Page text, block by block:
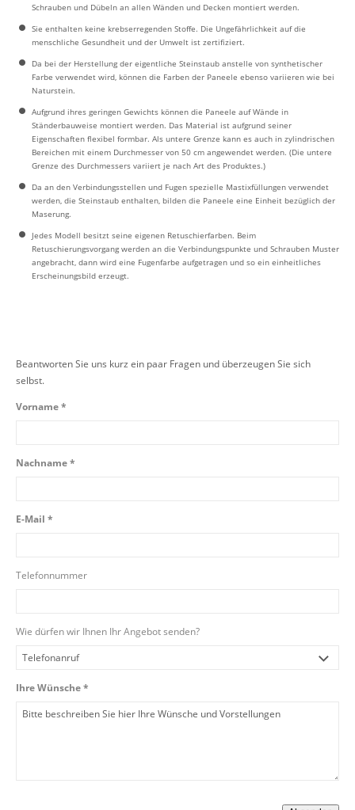
Schrauben und Dübeln an allen Wänden und Decken montiert werden.
Sie enthalten keine krebserregenden Stoffe. Die Ungefährlichkeit auf die
menschliche Gesundheit und der Umwelt ist zertifiziert.
Da bei der Herstellung der eigentliche Steinstaub anstelle von synthetischer
Farbe verwendet wird, können die Farben der Paneele ebenso variieren wie bei
Naturstein.
Aufgrund ihres geringen Gewichts können die Paneele auf Wände in
Ständerbauweise montiert werden. Das Material ist aufgrund seiner
Eigenschaften flexibel formbar. Als untere Grenze kann es auch in zylindrischen
Bereichen mit einem Durchmesser von 50 cm angewendet werden. (Die untere
Grenze des Durchmessers variiert je nach Art des Produktes.)
Da an den Verbindungsstellen und Fugen spezielle Mastixfüllungen verwendet
werden, die Steinstaub enthalten, bilden die Paneele eine Einheit bezüglich der
Maserung.
Jedes Modell besitzt seine eigenen Retuschierfarben. Beim
Retuschierungsvorgang werden an die Verbindungspunkte und Schrauben Muster
angebracht, dann wird eine Fugenfarbe aufgetragen und so ein einheitliches
Erscheinungsbild erzeugt.
Beantworten Sie uns kurz ein paar Fragen und überzeugen Sie sich
selbst.
Vorname *
Nachname *
E-Mail *
Telefonnummer
Wie dürfen wir Ihnen Ihr Angebot senden?
Ihre Wünsche *